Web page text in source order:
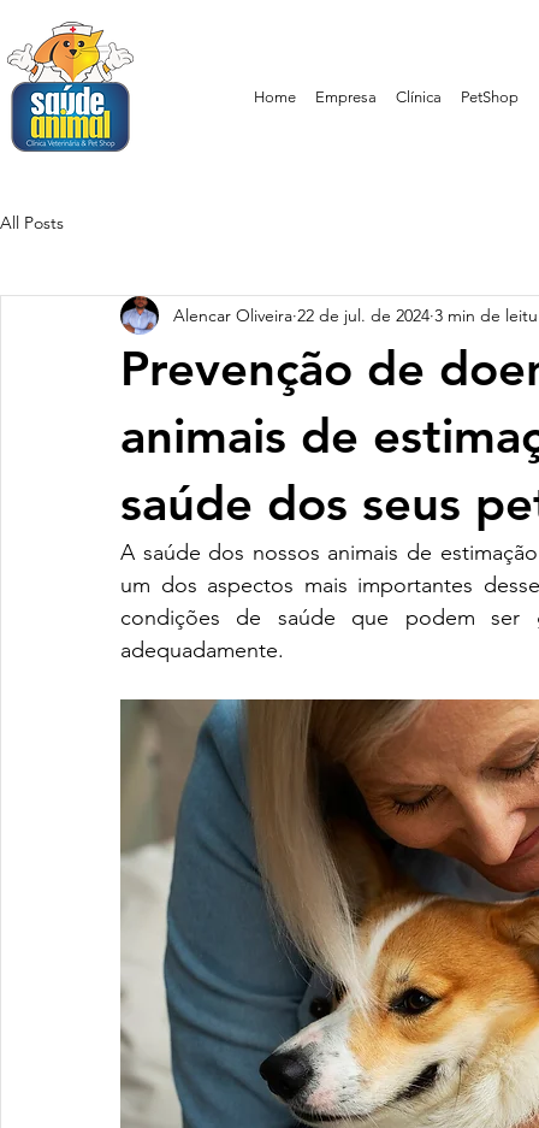
Home Empresa Clínica PetShop
All Posts
Prevenção de
animais de
saúde dos seus
Alencar Oliveira 22 de jul. de 2024 3 min de
A saúde dos nossos animais de
um dos aspectos mais importantes
condições de saúde que podem
adequadamente.